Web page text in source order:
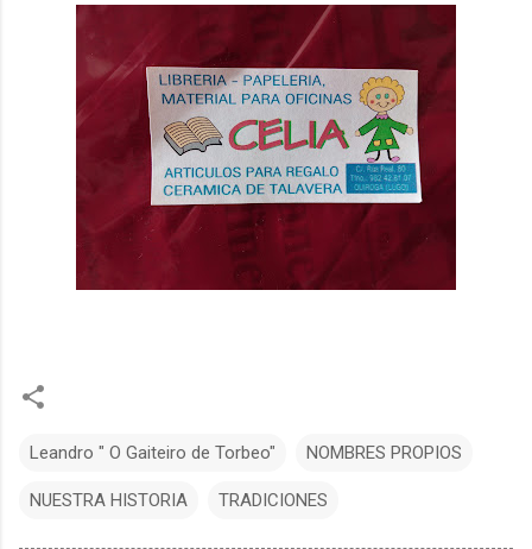
Leandro " O Gaiteiro de Torbeo" NOMBRES PROPIOS
NUESTRA HISTORIA TRADICIONES